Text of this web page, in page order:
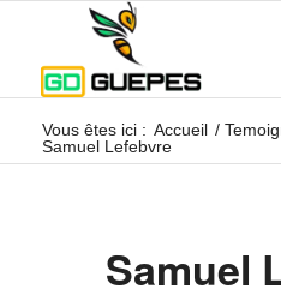
Vous êtes ici : Accueil /
Samuel Lefebvre
Samuel